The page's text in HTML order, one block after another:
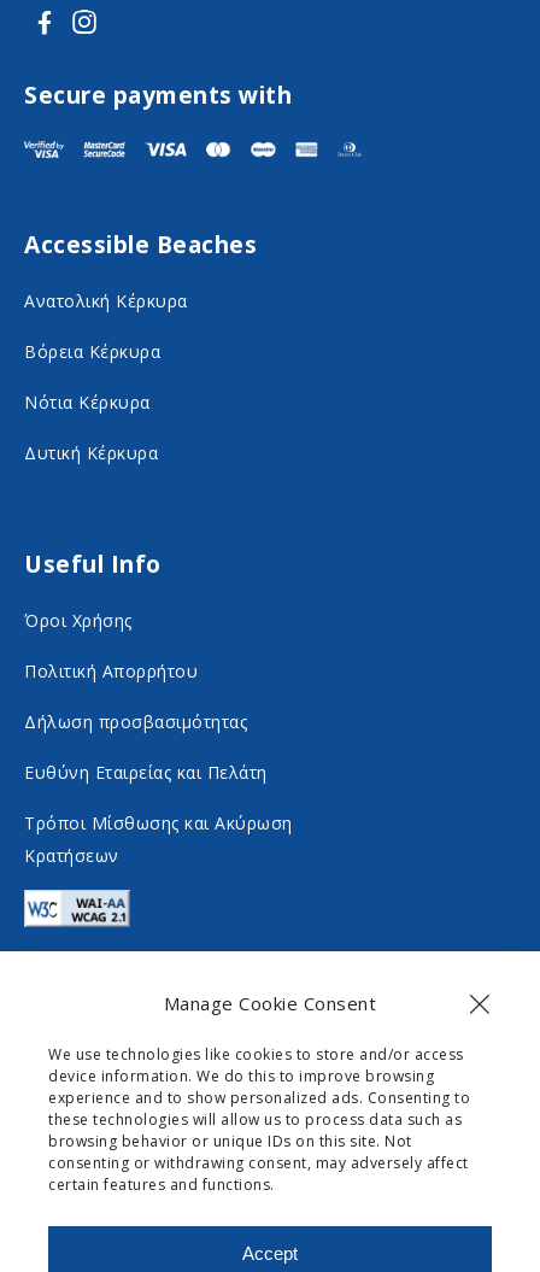
Manage Cookie Consent
We use technologies like cookies to store and/or access
device information. We do this to improve browsing
experience and to show personalized ads. Consenting to
these technologies will allow us to process data such as
browsing behavior or unique IDs on this site. Not
consenting or withdrawing consent, may adversely affect
certain features and functions.
Accept
V
s
i
a
c
b
o
o
n
o
c
i
l
m
e
d
i
V
s
i
n
s
a
g
r
o
s
o
c
a
l
m
e
d
Secure payments with
Accessible Beaches
Ανατολική Κέρκυρα
Βόρεια Κέρκυρα
Νότια Κέρκυρα
Δυτική Κέρκυρα
Useful Info
Όροι Χρήσης
Πολιτική Απορρήτου
Δήλωση προσβασιμότητας
Ευθύνη Εταιρείας και Πελάτη
Τρόποι Μίσθωσης και Ακύρωση
Κρατήσεων
info@gogomobility.gr
+30 6982903518
0 Palaiokastritsas Street,
Skripero